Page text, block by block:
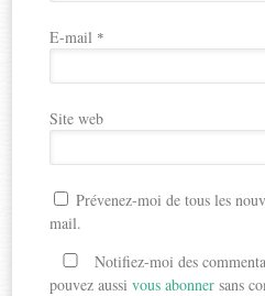
E-mail *
Site web
Prévenez-moi de tous les
mail.
Notifiez-moi des
pouvez aussivous abonner sans